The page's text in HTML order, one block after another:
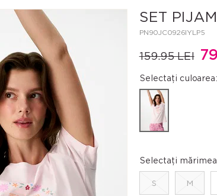
SET
PN90JC0926IYLP5
159.95 LEI
Selectați culoarea:
Selectați
S M